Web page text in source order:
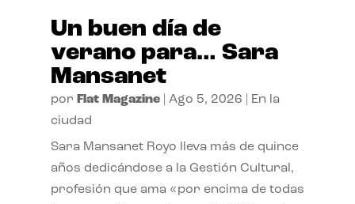
Un buen día de
verano para… Sara
Mansanet
por Flat Magazine| Ago 5, 2026
En la
ciudad
Sara Mansanet Royo lleva más de quince
años dedicándose a la Gestión Cultural,
profesión que ama «por encima de todas